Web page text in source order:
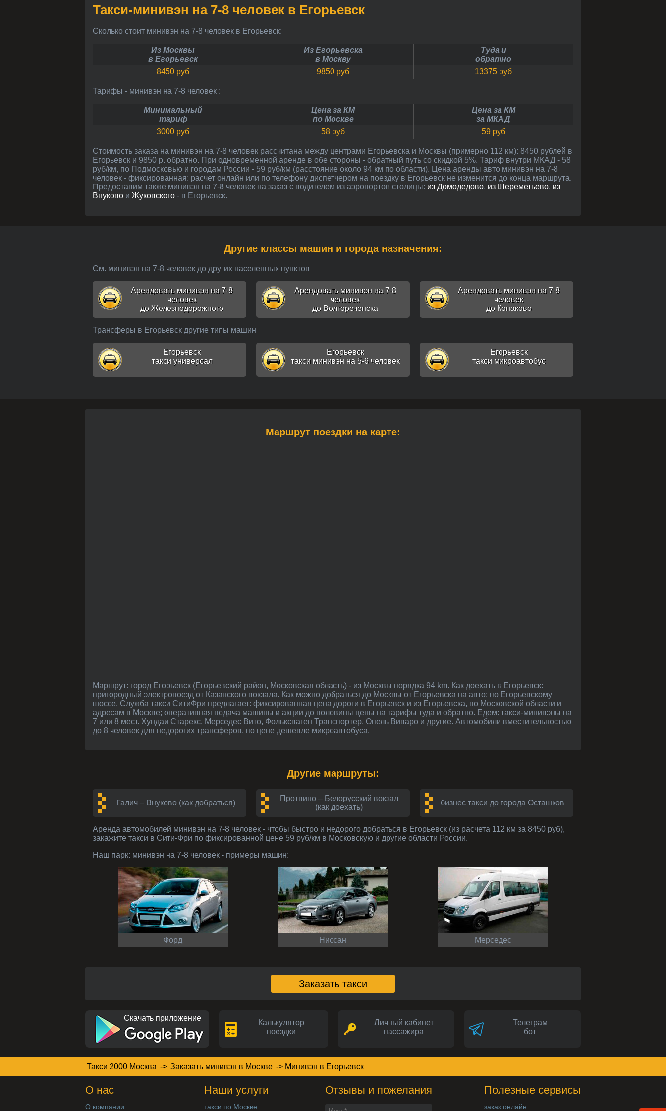
Такси-минивэн на 7-8 человек в Егорьевск
Сколько стоит минивэн на 7-8 человек в Егорьевск:
Из Москвы
в Егорьевск
8450 руб
Из Егорьевска
в Москву
9850 руб
Туда и
обратно
13375 руб
Тарифы - минивэн на 7-8 человек :
Минимальный
тариф
3000 руб
Цена за КМ
по Москве
58 руб
Цена за КМ
за МКАД
59 руб
Стоимость заказа на минивэн на 7-8 человек рассчитана между центрами Егорьевска и Москвы (примерно 112 км): 8450 рублей в
Егорьевск и 9850 р. обратно. При одновременной аренде в обе стороны - обратный путь со скидкой 5%. Тариф внутри МКАД - 58
руб/км, по Подмосковью и городам России - 59 руб/км (расстояние около 94 км по области). Цена аренды авто минивэн на 7-8
человек - фиксированная: расчет онлайн или по телефону диспетчером на поездку в Егорьевск не изменится до конца маршрута.
Предоставим также минивэн на 7-8 человек на заказ с водителем из аэропортов столицы: из Домодедово, из Шереметьево, из
Внуково и Жуковского - в Егорьевск.
Другие классы машин и города назначения:
См. минивэн на 7-8 человек до других населенных пунктов
Арендовать минивэн на 7-8
человек
до Железнодорожного
Арендовать минивэн на 7-8
человек
до Волгореченска
Арендовать минивэн на 7-8
человек
до Конаково
Трансферы в Егорьевск другие типы машин
Егорьевск
такси универсал
Егорьевск
такси минивэн на 5-6 человек
Егорьевск
такси микроавтобус
Маршрут поездки на карте:
Маршрут: город Егорьевск (Егорьевский район, Московская область) - из Москвы порядка 94 km. Как доехать в Егорьевск:
пригородный электропоезд от Казанского вокзала. Как можно добраться до Москвы от Егорьевска на авто: по Егорьевскому
шоссе. Служба такси СитиФри предлагает: фиксированная цена дороги в Егорьевск и из Егорьевска, по Московской области и
адресам в Москве; оперативная подача машины и акции до половины цены на тарифы туда и обратно. Едем: такси-минивэны на
7 или 8 мест. Хундаи Старекс, Мерседес Вито, Фольксваген Транспортер, Опель Виваро и другие. Автомобили вместительностью
до 8 человек для недорогих трансферов, по цене дешевле микроавтобуса.
Другие маршруты:
Галич – Внуково (как добраться)
Протвино – Белорусский вокзал
(как доехать)
бизнес такси до города Осташков
Аренда автомобилей минивэн на 7-8 человек - чтобы быстро и недорого добраться в Егорьевск (из расчета 112 км за 8450 руб),
закажите такси в Сити-Фри по фиксированной цене 59 руб/км в Московскую и другие области России.
Наш парк: минивэн на 7-8 человек - примеры машин:
Форд Ниссан Мерседес
Заказать такси
Скачать приложение
Калькулятор
поездки
Личный кабинет
пассажира
Телеграм
бот
Такси 2000 Москва -> Заказать минивэн в Москве -> Минивэн в Егорьевск
О нас
О компании
Наши услуги
такси по Москве
Отзывы и пожелания Полезные сервисы
заказ онлайн